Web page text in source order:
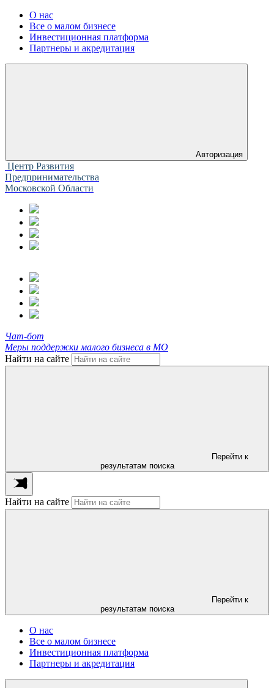
О нас
Все о малом бизнесе
Инвестиционная платформа
Партнеры и акредитация
Авторизация
Центр Развития
Предпринимательства
Московской Области
Чат-бот
Меры поддержки малого бизнеса в МО
Найти на сайте
Перейти к
результатам поиска
Найти на сайте
Перейти к
результатам поиска
О нас
Все о малом бизнесе
Инвестиционная платформа
Партнеры и акредитация